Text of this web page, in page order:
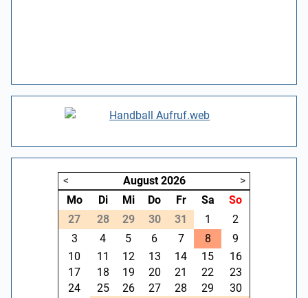
< August 2026
>
Mo
Di Mi Do Fr Sa
So
27
28 29 30 31 1
2
3
4 5 6 7 8
9
10
11 12 13 14 15
16
17
18 19 20 21 22
23
24
25 26 27 28 29
30